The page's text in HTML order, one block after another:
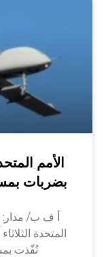
بضربات
نُفّذت